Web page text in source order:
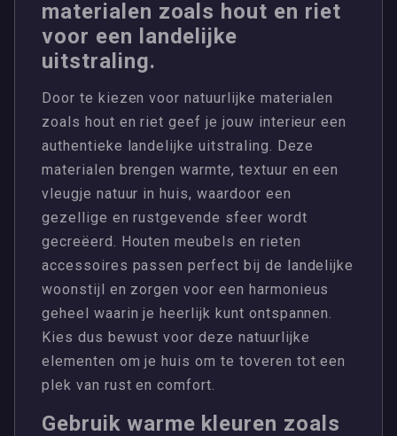
materialen zoals hout en riet
voor een landelijke
uitstraling.
Door te kiezen voor natuurlijke materialen
zoals hout en riet geef je jouw interieur een
authentieke landelijke uitstraling. Deze
materialen brengen warmte, textuur en een
vleugje natuur in huis, waardoor een
gezellige en rustgevende sfeer wordt
gecreëerd. Houten meubels en rieten
accessoires passen perfect bij de landelijke
woonstijl en zorgen voor een harmonieus
geheel waarin je heerlijk kunt ontspannen.
Kies dus bewust voor deze natuurlijke
elementen om je huis om te toveren tot een
plek van rust en comfort.
Gebruik warme kleuren zoals